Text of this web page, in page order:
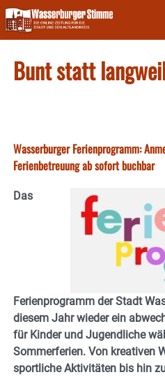
Skip
to
content
Bunt statt
Wasserburger Ferienprogramm:
Ferienbetreuung ab sofort buchbar
Das
Ferienprogramm der Stadt
diesem Jahr wieder ein
für Kinder und Jugendliche
Sommerferien. Von kreativen
sportliche Aktivitäten bis hin